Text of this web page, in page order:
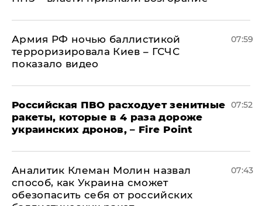
Армия РФ ночью баллистикой
терроризировала Киев – ГСЧС
показало видео
07:59
Российская ПВО расходует зенитные
ракеты, которые в 4 раза дороже
украинских дронов, – Fire Point
07:52
Аналитик Клеман Молин назвал
способ, как Украина сможет
обезопасить себя от российских
07:43